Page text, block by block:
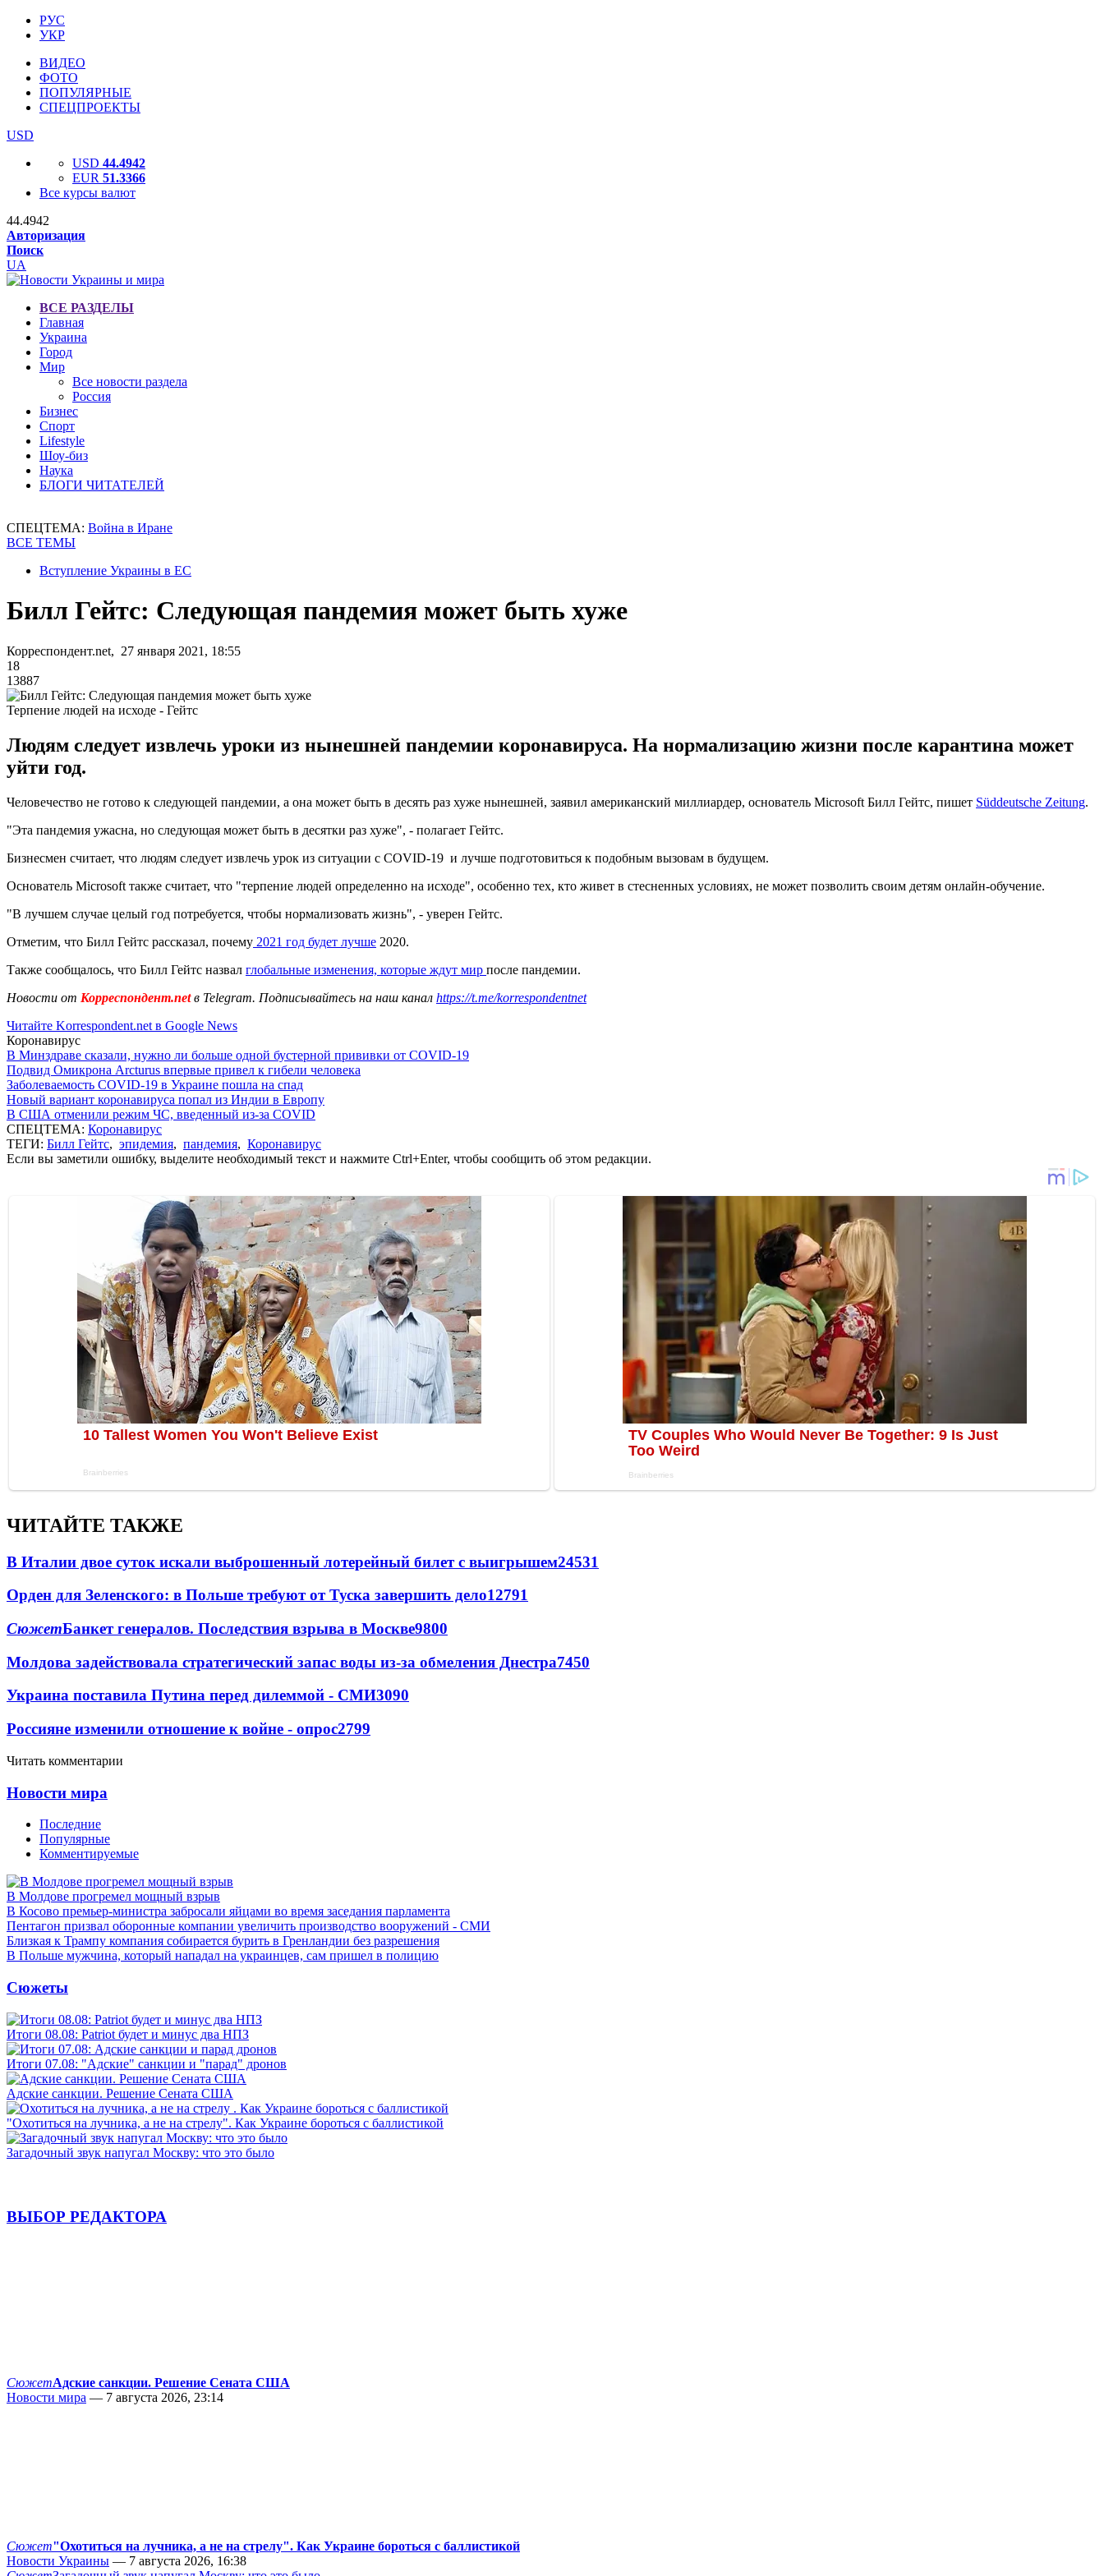
РУС
УКР
ВИДЕО
ФОТО
ПОПУЛЯРНЫЕ
СПЕЦПРОЕКТЫ
USD
USD 44.4942
EUR 51.3366
Все курсы валют
44.4942
Авторизация
Поиск
UA
ВСЕ РАЗДЕЛЫ
Главная
Украина
Город
Мир
Все новости раздела
Россия
Бизнес
Спорт
Lifestyle
Шоу-биз
Наука
БЛОГИ ЧИТАТЕЛЕЙ
СПЕЦТЕМА: Война в Иране
ВСЕ ТЕМЫ
Вступление Украины в ЕС
Билл Гейтс: Следующая пандемия может быть хуже
Корреспондент.net, 27 января 2021, 18:55
18
13887
Терпение людей на исходе - Гейтс
Людям следует извлечь уроки из нынешней пандемии коронавируса. На нормализацию жизни после карантина может
уйти год.
Человечество не готово к следующей пандемии, а она может быть в десять раз хуже нынешней, заявил американский миллиардер, основатель Microsoft Билл Гейтс, пишет Süddeutsche Zeitung.
"Эта пандемия ужасна, но следующая может быть в десятки раз хуже", - полагает Гейтс.
Бизнесмен считает, что людям следует извлечь урок из ситуации с COVID-19 и лучше подготовиться к подобным вызовам в будущем.
Основатель Microsoft также считает, что "терпение людей определенно на исходе", особенно тех, кто живет в стесненных условиях, не может позволить своим детям онлайн-обучение.
"В лучшем случае целый год потребуется, чтобы нормализовать жизнь", - уверен Гейтс.
Отметим, что Билл Гейтс рассказал, почему 2021 год будет лучше 2020.
Также сообщалось, что Билл Гейтс назвал глобальные изменения, которые ждут мир после пандемии.
Новости от Корреспондент.netв Telegram. Подписывайтесь на наш канал https://t.me/korrespondentnet
Читайте Korrespondent.net в Google News
Коронавирус
В Минздраве сказали, нужно ли больше одной бустерной прививки от COVID-19
Подвид Омикрона Arcturus впервые привел к гибели человека
Заболеваемость COVID-19 в Украине пошла на спад
Новый вариант коронавируса попал из Индии в Европу
В США отменили режим ЧС, введенный из-за COVID
СПЕЦТЕМА: Коронавирус
ТЕГИ: Билл Гейтс, эпидемия, пандемия, Коронавирус
Если вы заметили ошибку, выделите необходимый текст и нажмите Ctrl+Enter, чтобы сообщить об этом редакции.
ЧИТАЙТЕ ТАКЖЕ
В Италии двое суток искали выброшенный лотерейный билет с выигрышем24531
Орден для Зеленского: в Польше требуют от Туска завершить дело12791
СюжетБанкет генералов. Последствия взрыва в Москве9800
Молдова задействовала стратегический запас воды из-за обмеления Днестра7450
Украина поставила Путина перед дилеммой - СМИ3090
Россияне изменили отношение к войне - опрос2799
Читать комментарии
Новости мира
Последние
Популярные
Комментируемые
В Молдове прогремел мощный взрыв
В Косово премьер-министра забросали яйцами во время заседания парламента
Пентагон призвал оборонные компании увеличить производство вооружений - СМИ
Близкая к Трампу компания собирается бурить в Гренландии без разрешения
В Польше мужчина, который нападал на украинцев, сам пришел в полицию
Сюжеты
Итоги 08.08: Patriot будет и минус два НПЗ
Итоги 07.08: "Адские" санкции и "парад" дронов
Адские санкции. Решение Сената США
"Охотиться на лучника, а не на стрелу". Как Украине бороться с баллистикой
Загадочный звук напугал Москву: что это было
ВЫБОР РЕДАКТОРА
СюжетАдские санкции. Решение Сената США
Новости мира — 7 августа 2026, 23:14
Сюжет"Охотиться на лучника, а не на стрелу". Как Украине бороться с баллистикой
Новости Украины — 7 августа 2026, 16:38